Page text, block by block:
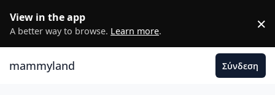
View in the app
A better way to browse. Learn more. ×
mammyland Σύνδεση